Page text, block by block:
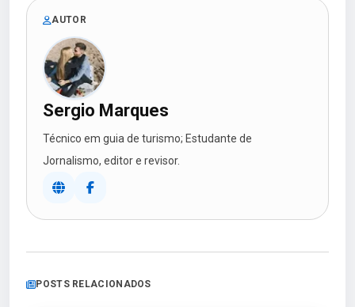
AUTOR
Sergio Marques
Técnico em guia de turismo; Estudante de
Jornalismo, editor e revisor.
POSTS RELACIONADOS